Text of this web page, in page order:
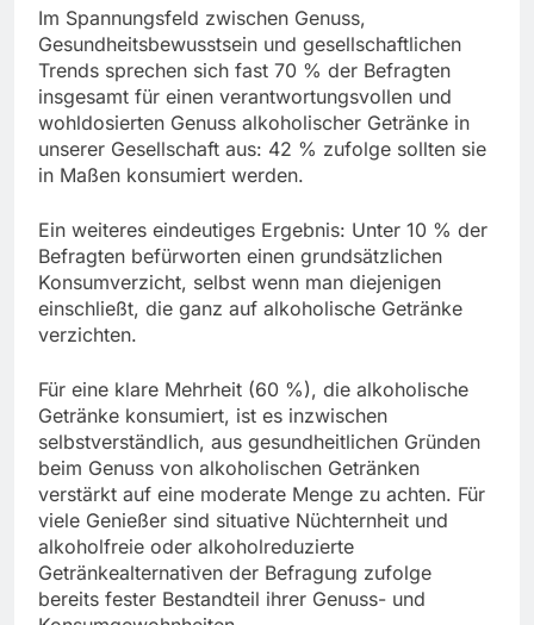
Im Spannungsfeld zwischen Genuss,
Gesundheitsbewusstsein und gesellschaftlichen
Trends sprechen sich fast 70 % der Befragten
insgesamt für einen verantwortungsvollen und
wohldosierten Genuss alkoholischer Getränke in
unserer Gesellschaft aus: 42 % zufolge sollten sie
in Maßen konsumiert werden.
Ein weiteres eindeutiges Ergebnis: Unter 10 % der
Befragten befürworten einen grundsätzlichen
Konsumverzicht, selbst wenn man diejenigen
einschließt, die ganz auf alkoholische Getränke
verzichten.
Für eine klare Mehrheit (60 %), die alkoholische
Getränke konsumiert, ist es inzwischen
selbstverständlich, aus gesundheitlichen Gründen
beim Genuss von alkoholischen Getränken
verstärkt auf eine moderate Menge zu achten. Für
viele Genießer sind situative Nüchternheit und
alkoholfreie oder alkoholreduzierte
Getränkealternativen der Befragung zufolge
bereits fester Bestandteil ihrer Genuss- und